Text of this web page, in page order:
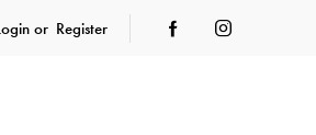
or Register